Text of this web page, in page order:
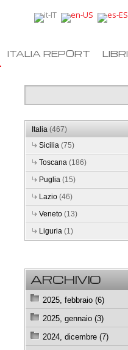
ITALIA REPORT LIBRI
Italia(467)
Sicilia(75)
Toscana(186)
Puglia(15)
Lazio(46)
Veneto(13)
Liguria(1)
ARCHIVIO
2025, febbraio (6)
2025, gennaio (3)
2024, dicembre (7)